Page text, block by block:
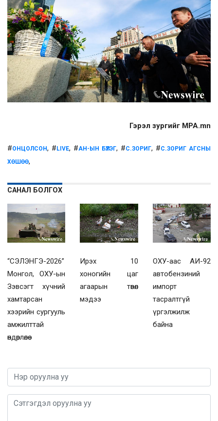
Гэрэл зургийг MPA.mn
#ОНЦОЛСОН, # LIVE, #АН-ЫН БҮЛЭГ, #С.ЗОРИГ, #С.ЗОРИГ АГСНЫ
ХӨШӨӨ,
САНАЛ БОЛГОХ
“СЭЛЭНГЭ-2026”
Монгол, ОХУ-ын
Зэвсэгт хүчний
хамтарсан
хээрийн сургууль
амжилттай
өндөрлөлөө
Ирэх 10
хоногийн цаг
агаарын төвөл
мэдээ
ОХУ-аас АИ-92
автобензиний
импорт
тасралтгүй
үргэлжилж
байна